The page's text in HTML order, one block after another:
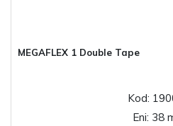
MEGAFLEX 1 Double Tape
Kod:
Eni: 38